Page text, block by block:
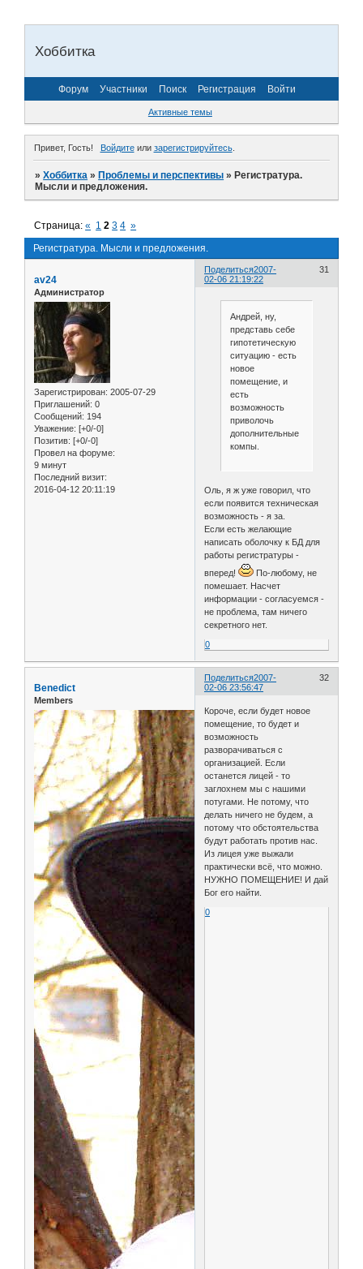
Хоббитка
Форум Участники Поиск Регистрация Войти
Активные темы
Привет, Гость! Войдитеили зарегистрируйтесь.
»Хоббитка »Проблемы и перспективы »Регистратура.
Мысли и предложения.
Регистратура. Мысли и предложения.
Страница:« 1 2 3 4 »
Поделиться 31
2007-
02-06 21:19:22
av24
Администратор
Зарегистрирован: 2005-07-29
Приглашений: 0
Сообщений: 194
Уважение: [+0/-0]
Позитив: [+0/-0]
Провел на форуме:
9 минут
Последний визит:
2016-04-12 20:11:19
Андрей, ну,
представь себе
гипотетическую
ситуацию - есть
новое
помещение, и
есть
возможность
приволочь
дополнительные
компы.
Оль, я ж уже говорил, что
если появится техническая
возможность - я за.
Если есть желающие
написать оболочку к БД для
работы регистратуры -
вперед!
По-любому, не
помешает. Насчет
информации - согласуемся -
не проблема, там ничего
секретного нет.
0
Поделиться 32
2007-
02-06 23:56:47
Benedict
Members
Короче, если будет новое
помещение, то будет и
возможность
разворачиваться с
организацией. Если
останется лицей - то
заглохнем мы с нашими
потугами. Не потому, что
делать ничего не будем, а
потому что обстоятельства
будут работать против нас.
Из лицея уже выжали
практически всё, что можно.
НУЖНО ПОМЕЩЕНИЕ! И дай
Бог его найти.
0